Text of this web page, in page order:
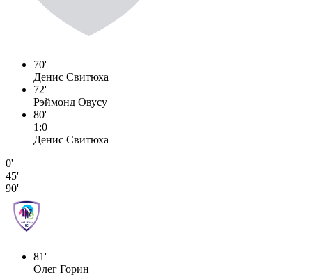
70'
Денис Свитюха
72'
Рэймонд Овусу
80'
1:0
Денис Свитюха
0'
45'
90'
81'
Олег Горин